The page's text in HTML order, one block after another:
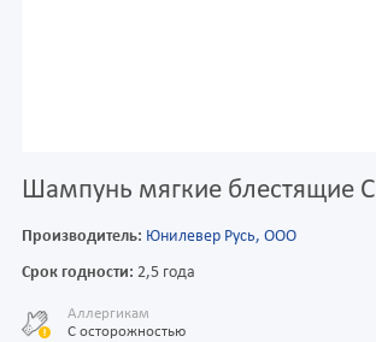
Шампунь мягкие блестящие
Производитель: Юнилевер Русь, ООО
Срок годности: 2,5 года
Аллергикам
С осторожностью